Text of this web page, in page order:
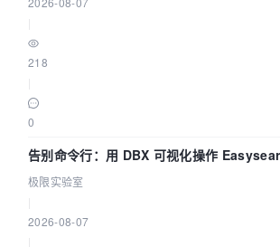
218
0
告别命令行：用 DBX 可视化操作
极限实验室
2026-08-07